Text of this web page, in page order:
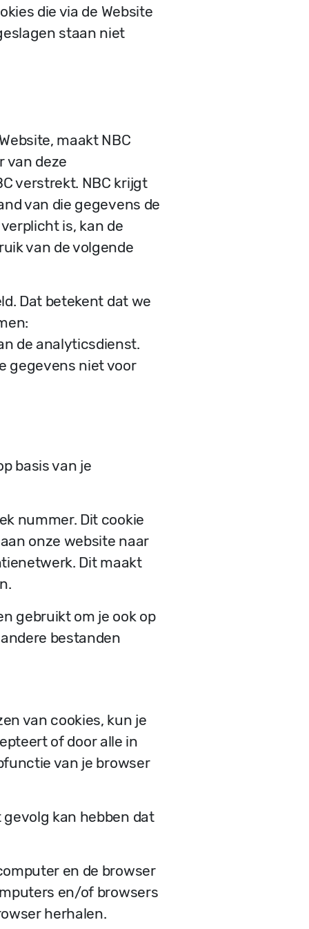
die via de Website
staan niet
maakt NBC
van deze
verstrekt. NBC krijgt
van die gegevens de
is, kan de
van de volgende
Dat betekent dat we
de analyticsdienst.
gegevens niet voor
basis van je
nummer. Dit cookie
onze website naar
Dit maakt
gebruikt om je ook op
bestanden
van cookies, kun je
of door alle in
van je browser
kan hebben dat
en de browser
en/of browsers
herhalen.